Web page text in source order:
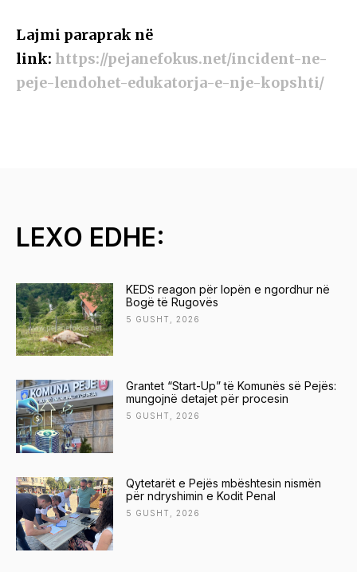
Lajmi paraprak në
link: https://pejanefokus.net/incident-ne-
peje-lendohet-edukatorja-e-nje-kopshti/
LEXO EDHE:
KEDS reagon për lopën e ngordhur në
Bogë të Rugovës
5 GUSHT, 2026
Grantet “Start-Up” të Komunës së Pejës:
mungojnë detajet për procesin
5 GUSHT, 2026
Qytetarët e Pejës mbështesin nismën
për ndryshimin e Kodit Penal
5 GUSHT, 2026